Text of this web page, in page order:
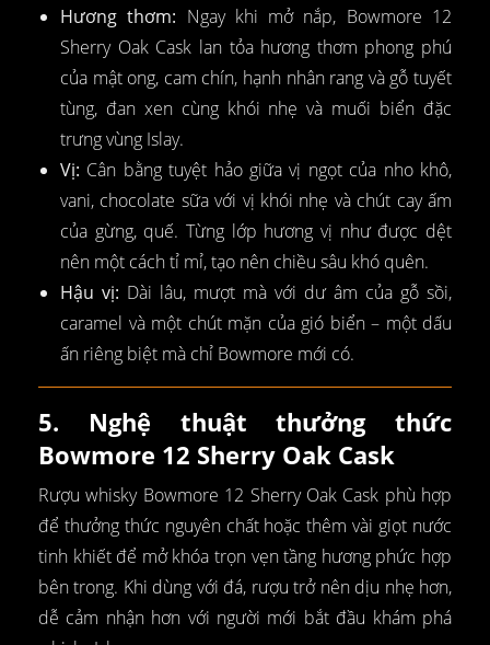
Hương thơm: Ngay khi mở nắp, Bowmore 12
Sherry Oak Cask lan tỏa hương thơm phong phú
của mật ong, cam chín, hạnh nhân rang và gỗ tuyết
tùng, đan xen cùng khói nhẹ và muối biển đặc
trưng vùng Islay.
Vị: Cân bằng tuyệt hảo giữa vị ngọt của nho khô,
vani, chocolate sữa với vị khói nhẹ và chút cay ấm
của gừng, quế. Từng lớp hương vị như được dệt
nên một cách tỉ mỉ, tạo nên chiều sâu khó quên.
Hậu vị: Dài lâu, mượt mà với dư âm của gỗ sồi,
caramel và một chút mặn của gió biển – một dấu
ấn riêng biệt mà chỉ Bowmore mới có.
5. Nghệ thuật thưởng thức
Bowmore 12 Sherry Oak Cask
Rượu whisky Bowmore 12 Sherry Oak Cask phù hợp
để thưởng thức nguyên chất hoặc thêm vài giọt nước
tinh khiết để mở khóa trọn vẹn tầng hương phức hợp
bên trong. Khi dùng với đá, rượu trở nên dịu nhẹ hơn,
dễ cảm nhận hơn với người mới bắt đầu khám phá